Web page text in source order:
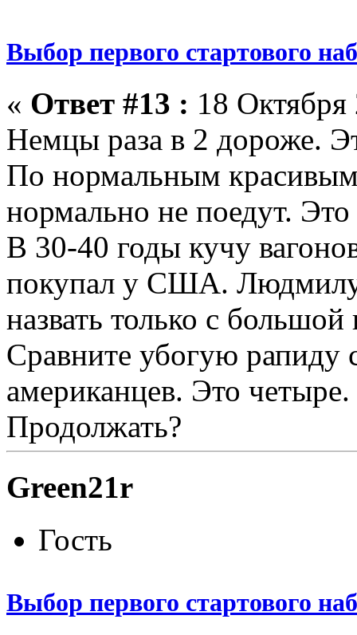
Выбор первого стартового
« Ответ #13 : 18
Немцы раза в 2 дороже.
По нормальным красивым
нормально не поедут. Это
В 30-40 годы кучу
покупал у США.
назвать только с
Сравните убогую рапиду
американцев. Это четыре.
Продолжать?
Green21r
Гость
Выбор первого стартового